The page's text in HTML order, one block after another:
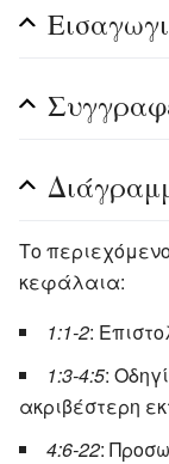
Το
κεφάλαια:
1:1-2:
1:3-4:5:
ακριβέστερη
4:6-22: